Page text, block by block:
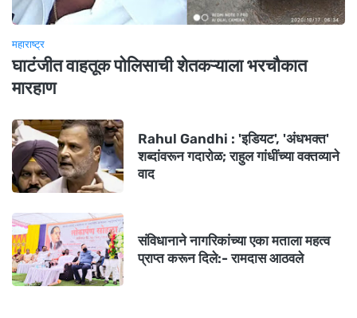
महाराष्ट्र
घाटंजीत वाहतूक पोलिसाची शेतकऱ्याला भरचौकात
मारहाण
Rahul Gandhi : 'इडियट', 'अंधभक्त'
शब्दांवरून गदारोळ; राहुल गांधींच्या वक्तव्याने
वाद
संविधानाने नागरिकांच्या एका मताला महत्व
प्राप्त करून दिले:- रामदास आठवले